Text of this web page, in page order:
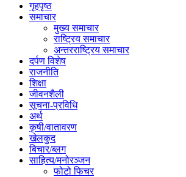
गृहपृष्ठ
समाचार
मुख्य समाचार
राष्ट्रिय समाचार
अन्तरराष्ट्रिय समाचार
दर्पण विशेष
राजनीति
शिक्षा
जीवनशैली
सूचना-प्रविधि
अर्थ
कृषी/वातावरण
खेलकुद
बिचार/ब्लग
साहित्य/मनोरञ्जन
फोटो फिचर